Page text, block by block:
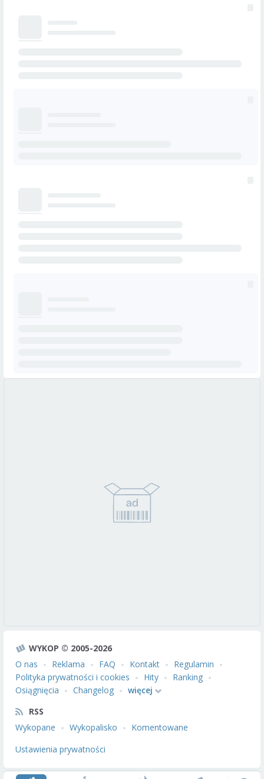
WYKOP © 2005-2026
O nas
Reklama FAQ Kontakt
Regulamin
Polityka prywatności i cookies
Hity
Ranking
Osiągnięcia
Changelog
więcej
RSS
Wykopane
Wykopalisko
Komentowane
Ustawienia prywatności